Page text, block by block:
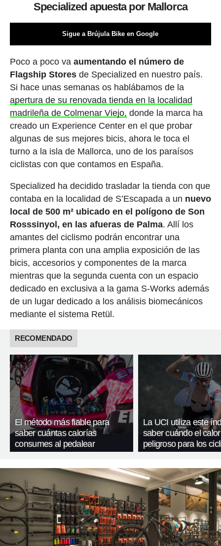
Specialized apuesta por Mallorca
Sigue a Brújula Bike en Google
Poco a poco va aumentando el número de
Flagship Storesde Specialized en nuestro país.
Si hace unas semanas os hablábamos de la
apertura de su renovada tienda en la localidad
madrileña de Colmenar Viejo, donde la marca ha
creado un Experience Center en el que probar
algunas de sus mejores bicis, ahora le toca el
turno a la isla de Mallorca, uno de los paraísos
ciclistas con que contamos en España.
Specialized ha decidido trasladar la tienda con que
contaba en la localidad de S’Escapada a un nuevo
local de 500 m² ubicado en el polígono de Son
Rosssinyol, en las afueras de Palma. Allí los
amantes del ciclismo podrán encontrar una
primera planta con una amplia exposición de las
bicis, accesorios y componentes de la marca
mientras que la segunda cuenta con un espacio
dedicado en exclusiva a la gama S-Works además
de un lugar dedicado a los análisis biomecánicos
mediante el sistema Retül.
RECOMENDADO
El método más fiable para
saber cuántas calorías
consumes al pedalear
La UCI utiliza este
saber cuándo el
peligroso para los